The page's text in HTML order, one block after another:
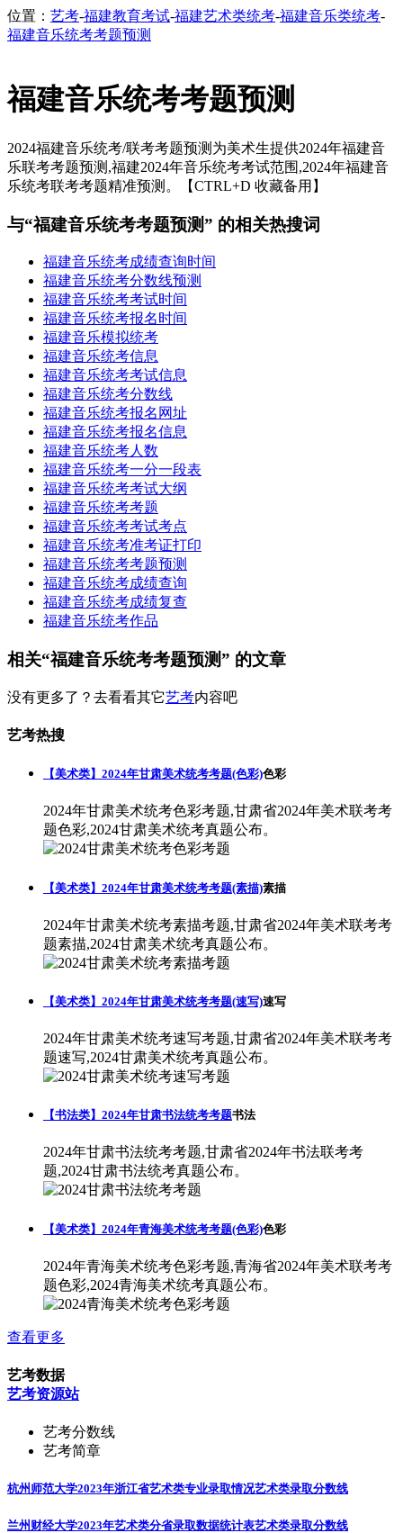
位置： 艺考-福建教育考试-福建艺术类统考-福建音乐类统考-
福建音乐统考考题预测
福建音乐统考考题预测
2024福建音乐统考/联考考题预测为美术生提供2024年福建音
乐联考考题预测,福建2024年音乐统考考试范围,2024年福建音
乐统考联考考题精准预测。【CTRL+D 收藏备用】
与“福建音乐统考考题预测” 的相关热搜词
福建音乐统考成绩查询时间
福建音乐统考分数线预测
福建音乐统考考试时间
福建音乐统考报名时间
福建音乐模拟统考
福建音乐统考信息
福建音乐统考考试信息
福建音乐统考分数线
福建音乐统考报名网址
福建音乐统考报名信息
福建音乐统考人数
福建音乐统考一分一段表
福建音乐统考考试大纲
福建音乐统考考题
福建音乐统考考试考点
福建音乐统考准考证打印
福建音乐统考考题预测
福建音乐统考成绩查询
福建音乐统考成绩复查
福建音乐统考作品
相关“福建音乐统考考题预测” 的文章
没有更多了？去看看其它艺考内容吧
艺考热搜
【美术类】2024年甘肃美术统考考题(色彩)色彩
2024年甘肃美术统考色彩考题,甘肃省2024年美术联考考
题色彩,2024甘肃美术统考真题公布。
【美术类】2024年甘肃美术统考考题(素描)素描
2024年甘肃美术统考素描考题,甘肃省2024年美术联考考
题素描,2024甘肃美术统考真题公布。
【美术类】2024年甘肃美术统考考题(速写)速写
2024年甘肃美术统考速写考题,甘肃省2024年美术联考考
题速写,2024甘肃美术统考真题公布。
【书法类】2024年甘肃书法统考考题书法
2024年甘肃书法统考考题,甘肃省2024年书法联考考
题,2024甘肃书法统考真题公布。
【美术类】2024年青海美术统考考题(色彩)色彩
2024年青海美术统考色彩考题,青海省2024年美术联考考
题色彩,2024青海美术统考真题公布。
查看更多
艺考数据
艺考资源站
艺考分数线
艺考简章
杭州师范大学2023年浙江省艺术类专业录取情况艺术类录取分数线
兰州财经大学2023年艺术类分省录取数据统计表艺术类录取分数线